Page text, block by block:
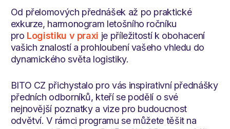
Od přelomových přednášek až po praktické
exkurze, harmonogram letošního ročníku
pro Logistiku v praxi je příležitostí k obohacení
vašich znalostí a prohloubení vašeho vhledu do
dynamického světa logistiky.
BITO CZ přichystalo pro vás inspirativní přednášky
předních odborníků, kteří se podělí o své
nejnovější poznatky a vize pro budoucnost
odvětví. V rámci programu se můžete těšit na